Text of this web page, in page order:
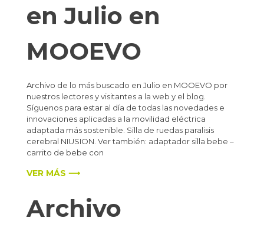
en Julio en
MOOEVO
Archivo de lo más buscado en Julio en MOOEVO por
nuestros lectores y visitantes a la web y el blog.
Síguenos para estar al día de todas las novedades e
innovaciones aplicadas a la movilidad eléctrica
adaptada más sostenible. Silla de ruedas paralisis
cerebral NIUSION. Ver también: adaptador silla bebe –
carrito de bebe con
VER MÁS ⟶
Archivo